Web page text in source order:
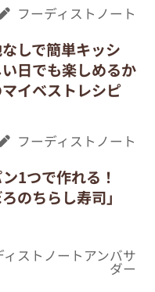
フーディストノート
しで簡単キッシ
日でも楽しめるか
イベストレシピ
フーディストノート
1つで作れる！
ろのちらし寿司」
ィストノートアンバサ
ダー